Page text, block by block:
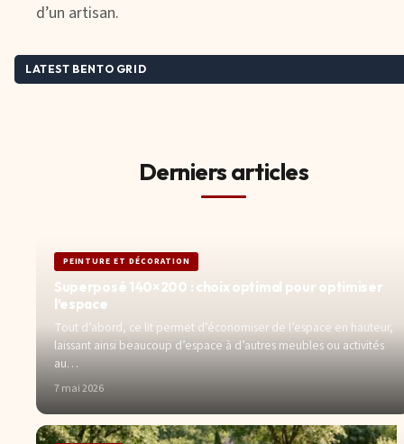
d’un artisan.
LATEST BENTO GRID
Derniers articles
PEINTURE ET DÉCORATION
Superposé 140×200 : choix optimal pour optimiser
l’espace
Tout d’abord, ce lit permet d’économiser de l’espace en hauteur,
laissant ainsi beaucoup d’espace à d’autres meubles ou activités
au…
7 mai 2026